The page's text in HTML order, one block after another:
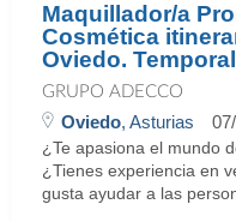
Maquillador/a
Cosmética
Oviedo. Temporal
GRUPO ADECCO
Oviedo, Asturias
¿Te apasiona el mundo
¿Tienes experiencia en
gusta ayudar a las